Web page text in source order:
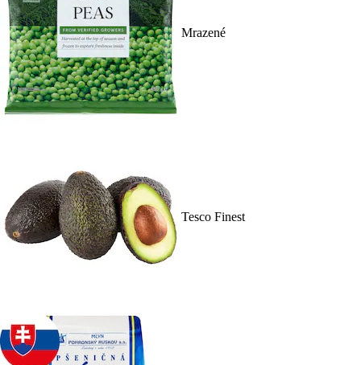
Mrazené
Tesco Finest